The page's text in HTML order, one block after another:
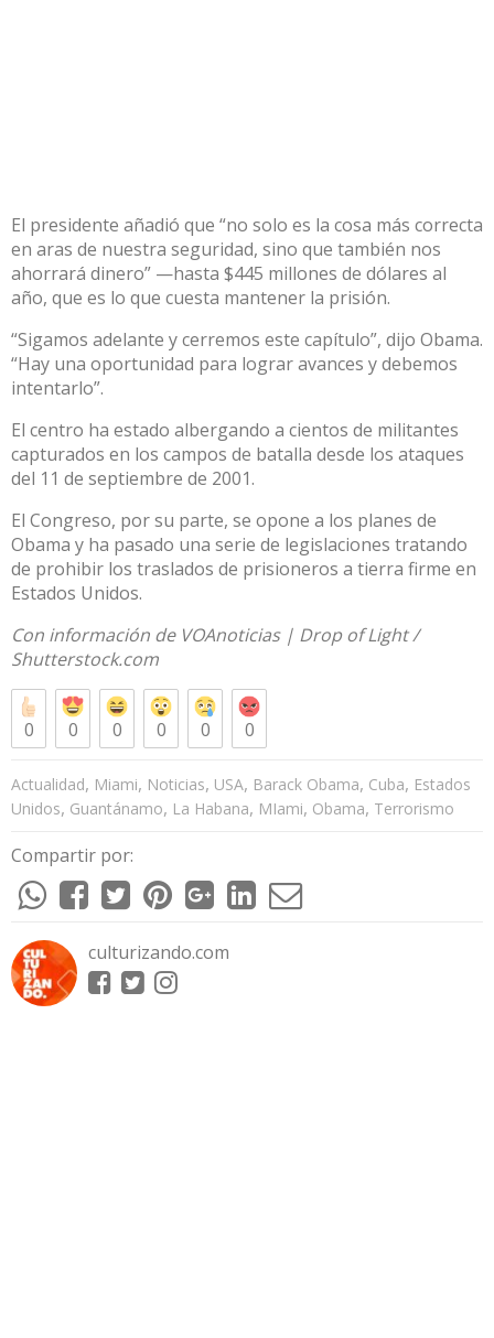
El presidente añadió que “no solo es la cosa más correcta
en aras de nuestra seguridad, sino que también nos
ahorrará dinero” —hasta $445 millones de dólares al
año, que es lo que cuesta mantener la prisión.
“Sigamos adelante y cerremos este capítulo”, dijo Obama.
“Hay una oportunidad para lograr avances y debemos
intentarlo”.
El centro ha estado albergando a cientos de militantes
capturados en los campos de batalla desde los ataques
del 11 de septiembre de 2001.
El Congreso, por su parte, se opone a los planes de
Obama y ha pasado una serie de legislaciones tratando
de prohibir los traslados de prisioneros a tierra firme en
Estados Unidos.
Con información de VOAnoticias | Drop of Light/
Shutterstock.com
0 0 0 0 0 0
Actualidad, Miami, Noticias, USA, Barack Obama, Cuba, Estados
Unidos, Guantánamo, La Habana, MIami, Obama, Terrorismo
Compartir por:
culturizando.com